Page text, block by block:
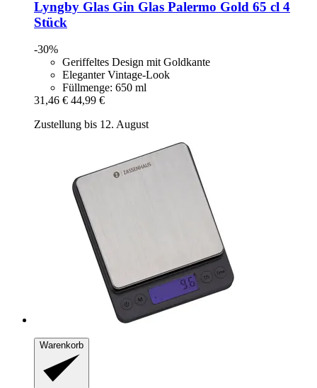
Lyngby Glas Gin Glas Palermo Gold 65 cl 4
Stück
-30%
Geriffeltes Design mit Goldkante
Eleganter Vintage-Look
Füllmenge: 650 ml
31,46 € 44,99 €
Zustellung bis 12. August
Warenkorb